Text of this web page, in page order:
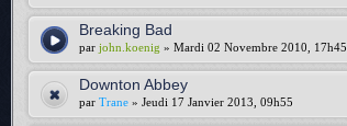
Breaking Bad
par john.koenig » Mardi 02 Novembre 2010, 17h45
Downton Abbey
par Trane » Jeudi 17 Janvier 2013, 09h55